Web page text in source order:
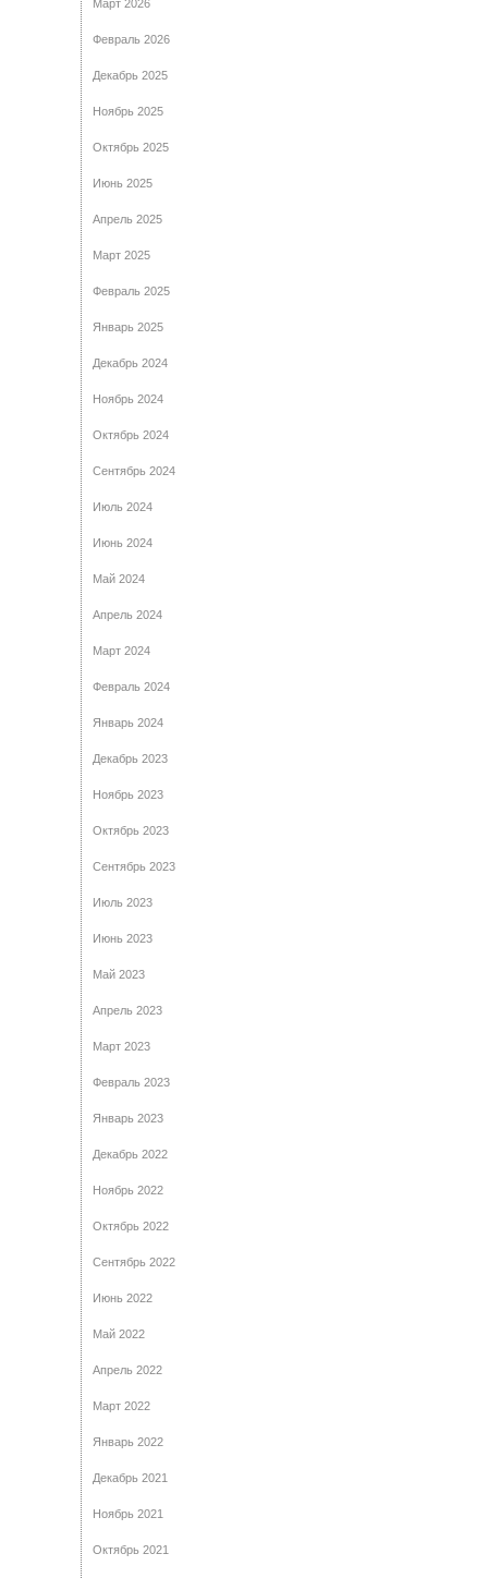
Март 2026
Февраль 2026
Декабрь 2025
Ноябрь 2025
Октябрь 2025
Июнь 2025
Апрель 2025
Март 2025
Февраль 2025
Январь 2025
Декабрь 2024
Ноябрь 2024
Октябрь 2024
Сентябрь 2024
Июль 2024
Июнь 2024
Май 2024
Апрель 2024
Март 2024
Февраль 2024
Январь 2024
Декабрь 2023
Ноябрь 2023
Октябрь 2023
Сентябрь 2023
Июль 2023
Июнь 2023
Май 2023
Апрель 2023
Март 2023
Февраль 2023
Январь 2023
Декабрь 2022
Ноябрь 2022
Октябрь 2022
Сентябрь 2022
Июнь 2022
Май 2022
Апрель 2022
Март 2022
Январь 2022
Декабрь 2021
Ноябрь 2021
Октябрь 2021